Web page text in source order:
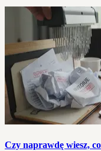
Czy naprawdę wiesz,